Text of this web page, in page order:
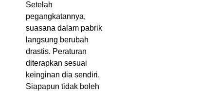
Setelah
pegangkatannya,
suasana dalam pabrik
langsung berubah
drastis. Peraturan
diterapkan sesuai
keinginan dia sendiri.
Siapapun tidak boleh